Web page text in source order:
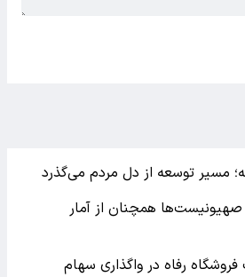
مسیر توسعه از دل مردم می‌گذرد
همچنان از آمار
رفاه در واگذاری سهام